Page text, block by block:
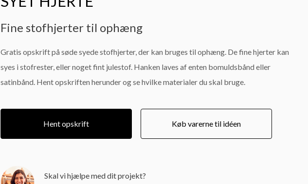
Fine stofhjerter til ophæng
Gratis opskrift på søde syede stofhjerter, der kan bruges til ophæng. De fine hjerter kan
syes i stofrester, eller noget fint julestof. Hanken laves af enten bomuldsbånd eller
satinbånd. Hent opskriften herunder og se hvilke materialer du skal bruge.
Hent opskrift Køb varerne til idéen
Skal vi hjælpe med dit projekt?